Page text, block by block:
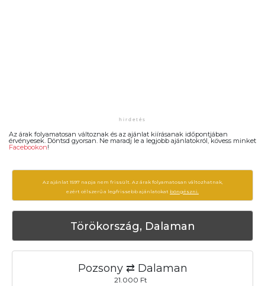
Az árak folyamatosan változnak és az ajánlat kiírásanak időpontjában
érvényesek. Döntsd gyorsan. Ne maradj le a legjobb ajánlatokról, kövess minket
Facebookon!
Az ajánlat 1597 napja nem frissült. Az árak folyamatosan változhatnak,
ezért célszerű a legfrissebb ajánlatokat böngészni.
Törökország, Dalaman
Pozsony ⇄ Dalaman
21.000 Ft